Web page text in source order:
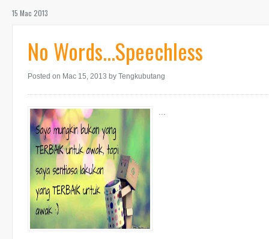
15 Mac 2013
No Words...Speechless
Posted on Mac 15, 2013 by Tengkubutang
...